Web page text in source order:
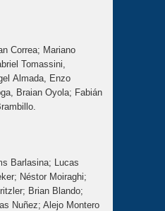
Correa; Mariano
Tomassini,
Almada, Enzo
Braian Oyola; Fabián
Barlasina; Lucas
Néstor Moiraghi;
Brian Blando;
Nuñez; Alejo Montero